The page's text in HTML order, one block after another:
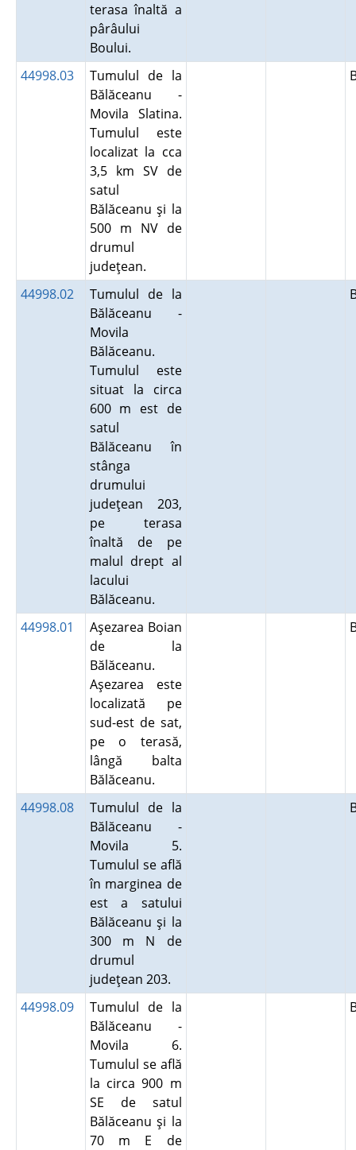
terasa înaltă a
pârâului
Boului.
44998.03
Tumulul de la
Bălăceanu -
Movila Slatina.
Tumulul este
localizat la cca
3,5 km SV de
satul
Bălăceanu şi la
500 m NV de
drumul
judeţean.
44998.02
Tumulul de la
Bălăceanu -
Movila
Bălăceanu.
Tumulul este
situat la circa
600 m est de
satul
Bălăceanu în
stânga
drumului
judeţean 203,
pe terasa
înaltă de pe
malul drept al
lacului
Bălăceanu.
44998.01
Aşezarea Boian
de la
Bălăceanu.
Aşezarea este
localizată pe
sud-est de sat,
pe o terasă,
lângă balta
Bălăceanu.
44998.08
Tumulul de la
Bălăceanu -
Movila 5.
Tumulul se află
în marginea de
est a satului
Bălăceanu şi la
300 m N de
drumul
judeţean 203.
44998.09
Tumulul de la
Bălăceanu -
Movila 6.
Tumulul se află
la circa 900 m
SE de satul
Bălăceanu şi la
70 m E de